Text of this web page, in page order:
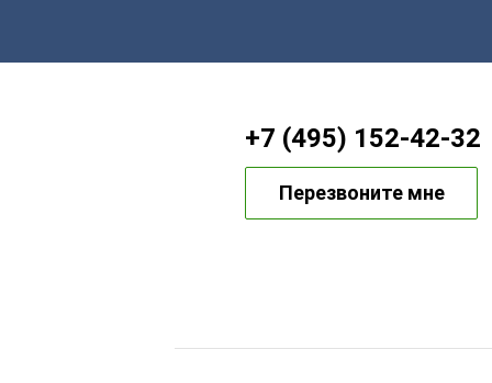
+7 (495) 152-42-32
Перезвоните мне